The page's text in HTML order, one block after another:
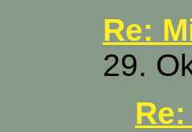
Re:
29.